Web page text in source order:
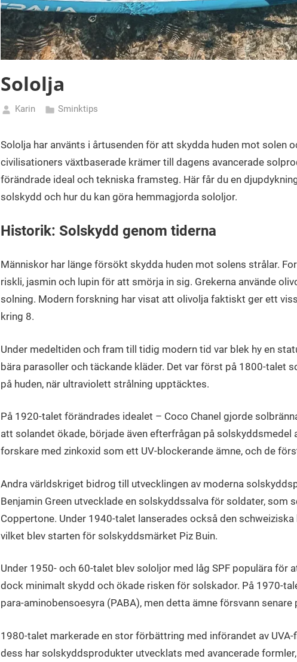
Sololja
1,
2025
Karin Sminktips
Sololja har använts i årtusenden för att skydda huden mot solen
civilisationers växtbaserade krämer till dagens avancerade
förändrade ideal och tekniska framsteg. Här får du en
solskydd och hur du kan göra hemmagjorda sololjor.
Historik: Solskydd genom tiderna
Människor har länge försökt skydda huden mot solens strålar.
riskli, jasmin och lupin för att smörja in sig. Grekerna använde
solning. Modern forskning har visat att olivolja faktiskt ger ett
kring 8.
Under medeltiden och fram till tidig modern tid var blek hy en
bära parasoller och täckande kläder. Det var först på 1800-talet
på huden, när ultraviolett strålning upptäcktes.
På 1920-talet förändrades idealet – Coco Chanel gjorde
att solandet ökade, började även efterfrågan på
forskare med zinkoxid som ett UV-blockerande ämne, och de
Andra världskriget bidrog till utvecklingen av moderna
Benjamin Green utvecklade en solskyddssalva för soldater, som
Coppertone. Under 1940-talet lanserades också den schweiziska
vilket blev starten för solskyddsmärket Piz Buin.
Under 1950- och 60-talet blev sololjor med låg SPF populära för
dock minimalt skydd och ökade risken för solskador. På 1970-
para-aminobensoesyra (PABA), men detta ämne försvann
1980-talet markerade en stor förbättring med införandet av
dess har solskyddsprodukter utvecklats med avancerade